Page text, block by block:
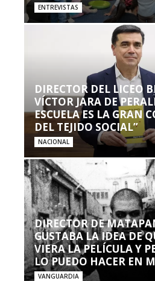
ENTREVISTAS
DIRECTOR DEL LICEO
VÍCTOR JARA DE
ESCUELA ES LA GRAN
DEL TEJIDO SOCIAL”
NACIONAL
DIRECTOR DE
GUSTABA LA IDEA DE
VIERA LA PELÍCULA Y
LO PUEDO HACER EN
VANGUARDIA